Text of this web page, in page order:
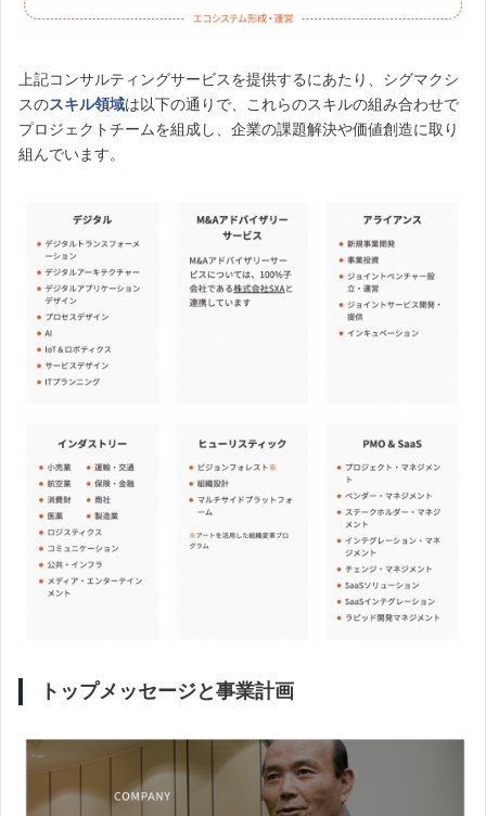
上記コンサルティングサービスを提供するにあたり、シグマクシ
スのスキル領域は以下の通りで、これらのスキルの組み合わせで
プロジェクトチームを組成し、企業の課題解決や価値創造に取り
組んでいます。
トップメッセージと事業計画